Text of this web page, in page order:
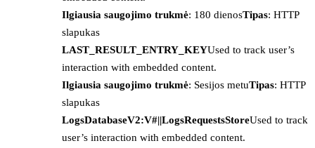
Ilgiausia saugojimo trukmė: 180 dienosTipas: HTTP
slapukas
LAST_RESULT_ENTRY_KEYUsed to track user’s
interaction with embedded content.
Ilgiausia saugojimo trukmė: Sesijos metuTipas: HTTP
slapukas
LogsDatabaseV2:V#||LogsRequestsStoreUsed to track
user’s interaction with embedded content.